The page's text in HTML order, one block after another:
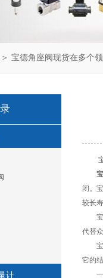
＞ 宝德角座阀现货在多个
计
宝
闭。
较长
宝德
代替
宝德
它的
一